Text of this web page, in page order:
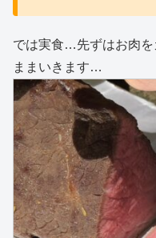
では実食…先ずはお肉
ままいきます…